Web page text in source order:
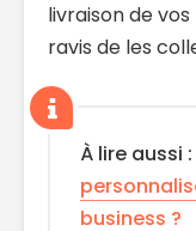
livraison de
ravis de les
À lire aussi :
business ?